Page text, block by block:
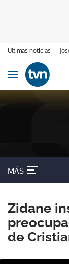
Últimas noticias
Ir al contenido
Obrir navegació
MÁS
Zidane
de